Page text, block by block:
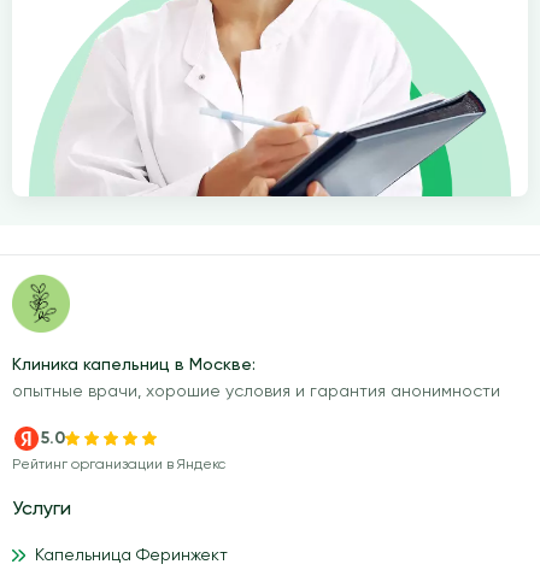
Клиника капельниц в Москве:
опытные врачи, хорошие условия и гарантия анонимности
5.0
Рейтинг организации в Яндекс
Услуги
Капельница Феринжект